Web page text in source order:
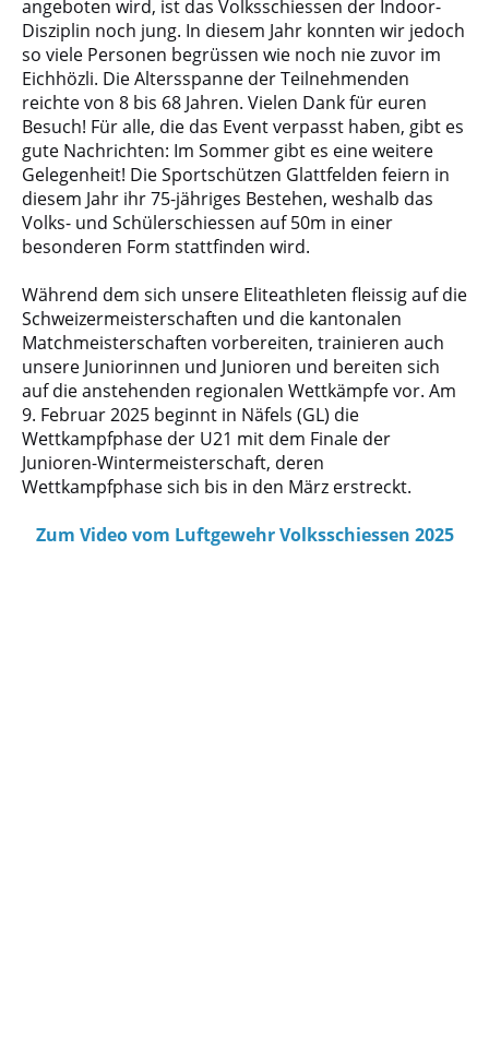
angeboten wird, ist das Volksschiessen der Indoor-
Disziplin noch jung. In diesem Jahr konnten wir jedoch
so viele Personen begrüssen wie noch nie zuvor im
Eichhözli. Die Altersspanne der Teilnehmenden
reichte von 8 bis 68 Jahren. Vielen Dank für euren
Besuch! Für alle, die das Event verpasst haben, gibt es
gute Nachrichten: Im Sommer gibt es eine weitere
Gelegenheit! Die Sportschützen Glattfelden feiern in
diesem Jahr ihr 75-jähriges Bestehen, weshalb das
Volks- und Schülerschiessen auf 50m in einer
besonderen Form stattfinden wird.
Während dem sich unsere Eliteathleten fleissig auf die
Schweizermeisterschaften und die kantonalen
Matchmeisterschaften vorbereiten, trainieren auch
unsere Juniorinnen und Junioren und bereiten sich
auf die anstehenden regionalen Wettkämpfe vor. Am
9. Februar 2025 beginnt in Näfels (GL) die
Wettkampfphase der U21 mit dem Finale der
Junioren-Wintermeisterschaft, deren
Wettkampfphase sich bis in den März erstreckt.
Zum Video vom Luftgewehr Volksschiessen 2025